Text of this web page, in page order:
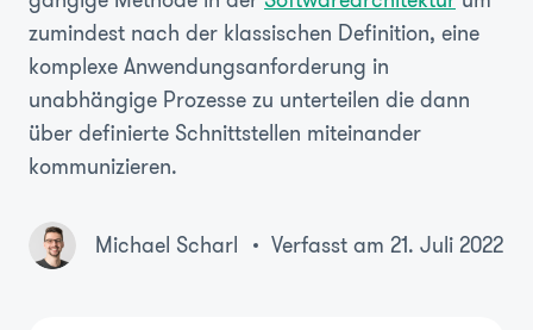
Über Uns
zumindest nach der klassischen Definition, eine
komplexe Anwendungsanforderung in
unabhängige Prozesse zu unterteilen die dann
über definierte Schnittstellen miteinander
kommunizieren.
Michael Scharl Verfasst am 21. Juli 2022